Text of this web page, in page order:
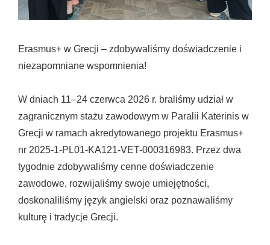
Erasmus+ w Grecji – zdobywaliśmy doświadczenie i
niezapomniane wspomnienia!
W dniach 11–24 czerwca 2026 r. braliśmy udział w
zagranicznym stażu zawodowym w Paralii Katerinis w
Grecji w ramach akredytowanego projektu Erasmus+
nr 2025-1-PL01-KA121-VET-000316983. Przez dwa
tygodnie zdobywaliśmy cenne doświadczenie
zawodowe, rozwijaliśmy swoje umiejętności,
doskonaliliśmy język angielski oraz poznawaliśmy
kulturę i tradycje Grecji.